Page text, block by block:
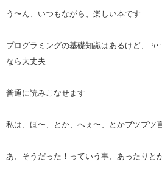
う〜ん、いつもながら、楽しい本です
プログラミングの基礎知識はあるけど、
なら大丈夫
普通に読みこなせます
私は、ほ〜、とか、へぇ〜、とかブツブツ
あ、そうだった！っていう事、あったりと